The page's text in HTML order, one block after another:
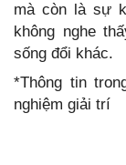
mà còn là sự
không nghe
sống đổi khác.
*Thông tin
nghiệm giải trí